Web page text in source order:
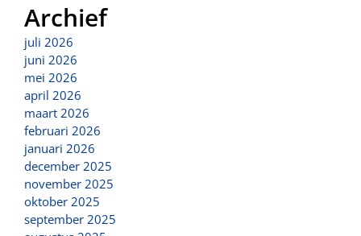
Archief
juli 2026
juni 2026
mei 2026
april 2026
maart 2026
februari 2026
januari 2026
december 2025
november 2025
oktober 2025
september 2025